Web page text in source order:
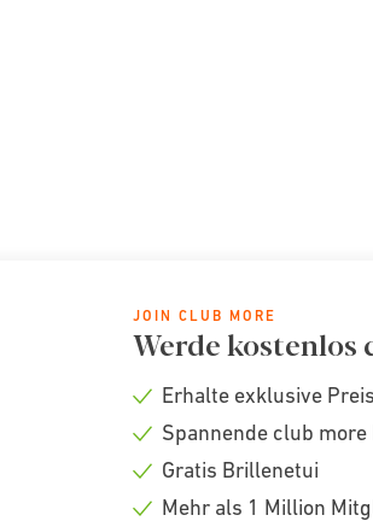
JOIN CLUB MORE
Werde kostenlos
Check
Erhalte exklusive
Check
Spannende club more
Check
Gratis Brillenetui
Mehr als 1 Million